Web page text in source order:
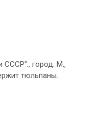
СССР"., город: М.,
тюльпаны.